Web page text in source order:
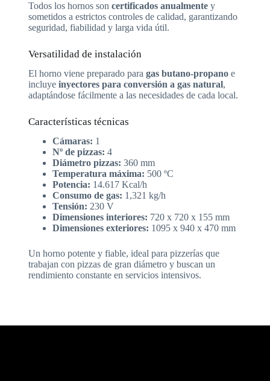
Todos los hornos son certificados anualmentey
sometidos a estrictos controles de calidad, garantizando
seguridad, fiabilidad y larga vida útil.
Versatilidad de instalación
El horno viene preparado para gas butano-propanoe
incluye inyectores para conversión a gas natural,
adaptándose fácilmente a las necesidades de cada local.
Características técnicas
Cámaras: 1
Nº de pizzas: 4
Diámetro pizzas: 360 mm
Temperatura máxima: 500 ºC
Potencia: 14.617 Kcal/h
Consumo de gas: 1,321 kg/h
Tensión: 230 V
Dimensiones interiores: 720 x 720 x 155 mm
Dimensiones exteriores: 1095 x 940 x 470 mm
Un horno potente y fiable, ideal para pizzerías que
trabajan con pizzas de gran diámetro y buscan un
rendimiento constante en servicios intensivos.